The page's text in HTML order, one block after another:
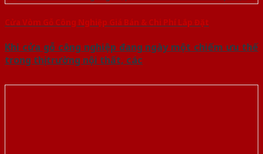
Cửa Vòm Gỗ Công Nghiệp Giá Bán & Chi Phí Lắp Đặt
Khi cửa gỗ công nghiệp đang ngày một chiếm ưu thế
trong thị trường nội thất, các